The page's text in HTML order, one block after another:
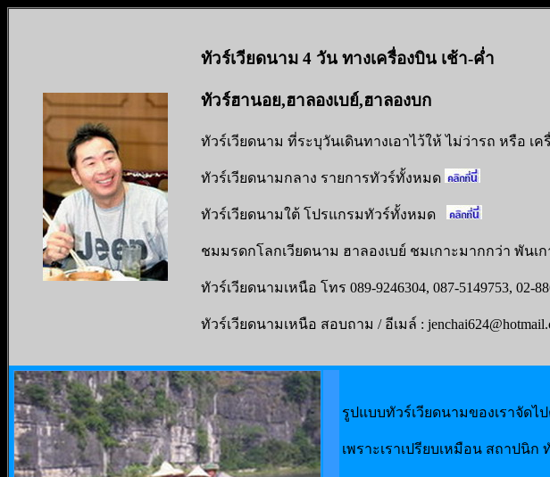
ทัวร์เวียดนาม 4 วัน ทางเครื่องบิน เช้า-ค่ำ
ทัวร์ฮานอย,ฮาลองเบย์,ฮาลองบก
ทัวร์เวียดนาม ที่ระบุวันเดินทางเอาไว้ให้ ไม่ว่ารถ หรือ เค
ทัวร์เวียดนามกลาง รายการทัวร์ทั้งหมด
ทัวร์เวียดนามใต้ โปรแกรมทัวร์ทั้งหมด
ชมมรดกโลกเวียดนาม ฮาลองเบย์ ชมเกาะมากกว่า พันเ
ทัวร์เวียดนามเหนือ โทร 089-9246304, 087-5149753, 02-
ทัวร์เวียดนามเหนือ สอบถาม / อีเมล์ :
รูปแบบทัวร์เวียดนามของเราจัด
เพราะเราเปรียบเหมือน สถาปนิก